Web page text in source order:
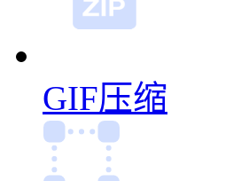
GIF压缩